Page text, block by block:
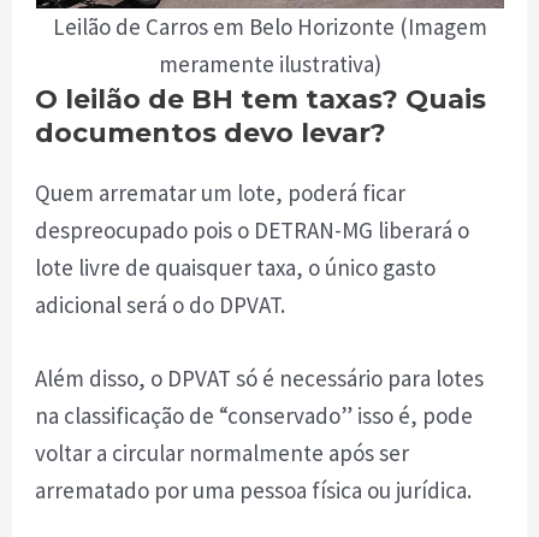
Leilão de Carros em Belo Horizonte (Imagem
meramente ilustrativa)
O leilão de BH tem taxas? Quais
documentos devo levar?
Quem arrematar um lote, poderá ficar
despreocupado pois o DETRAN-MG liberará o
lote livre de quaisquer taxa, o único gasto
adicional será o do DPVAT.
Além disso, o DPVAT só é necessário para lotes
na classificação de “conservado” isso é, pode
voltar a circular normalmente após ser
arrematado por uma pessoa física ou jurídica.